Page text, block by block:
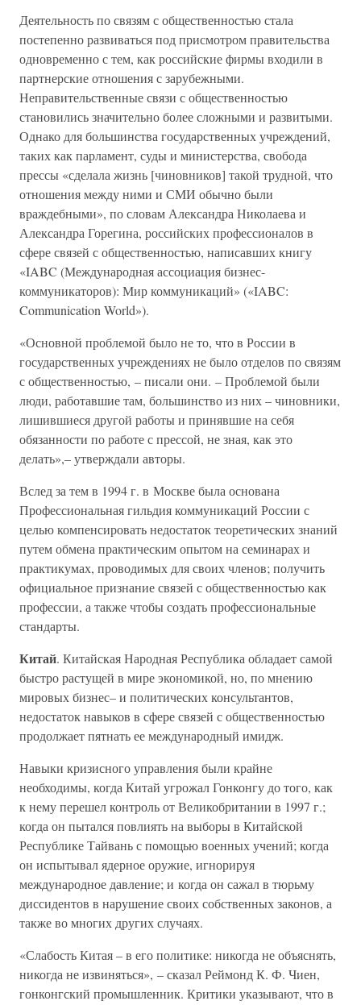
Деятельность по связям с общественностью стала
постепенно развиваться под присмотром правительства
одновременно с тем, как российские фирмы входили в
партнерские отношения с зарубежными.
Неправительственные связи с общественностью
становились значительно более сложными и развитыми.
Однако для большинства государственных учреждений,
таких как парламент, суды и министерства, свобода
прессы «сделала жизнь [чиновников] такой трудной, что
отношения между ними и СМИ обычно были
враждебными», по словам Александра Николаева и
Александра Горегина, российских профессионалов в
сфере связей с общественностью, написавших книгу
«IABC (Международная ассоциация бизнес-
коммуникаторов): Мир коммуникаций» («IABC:
Communication World»).
«Основной проблемой было не то, что в России в
государственных учреждениях не было отделов по связям
с общественностью, – писали они. – Проблемой были
люди, работавшие там, большинство из них – чиновники,
лишившиеся другой работы и принявшие на себя
обязанности по работе с прессой, не зная, как это
делать»,– утверждали авторы.
Вслед за тем в 1994 г. в Москве была основана
Профессиональная гильдия коммуникаций России с
целью компенсировать недостаток теоретических знаний
путем обмена практическим опытом на семинарах и
практикумах, проводимых для своих членов; получить
официальное признание связей с общественностью как
профессии, а также чтобы создать профессиональные
стандарты.
Китай. Китайская Народная Республика обладает самой
быстро растущей в мире экономикой, но, по мнению
мировых бизнес– и политических консультантов,
недостаток навыков в сфере связей с общественностью
продолжает пятнать ее международный имидж.
Навыки кризисного управления были крайне
необходимы, когда Китай угрожал Гонконгу до того, как
к нему перешел контроль от Великобритании в 1997 г.;
когда он пытался повлиять на выборы в Китайской
Республике Тайвань с помощью военных учений; когда
он испытывал ядерное оружие, игнорируя
международное давление; и когда он сажал в тюрьму
диссидентов в нарушение своих собственных законов, а
также во многих других случаях.
«Слабость Китая – в его политике: никогда не объяснять,
никогда не извиняться», – сказал Реймонд К. Ф. Чиен,
гонконгский промышленник. Критики указывают, что в